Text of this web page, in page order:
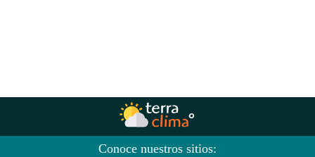
Conoce nuestros sitios: